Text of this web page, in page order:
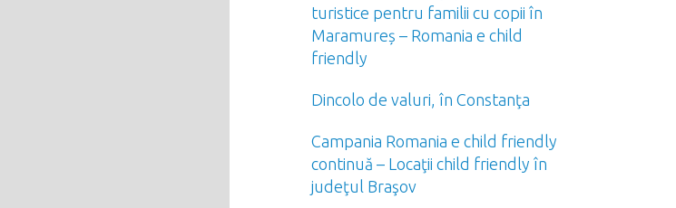
turistice pentru familii cu copii în
Maramureș – Romania e child
friendly
Dincolo de valuri, în Constanţa
Campania Romania e child friendly
continuă – Locaţii child friendly în
judeţul Braşov